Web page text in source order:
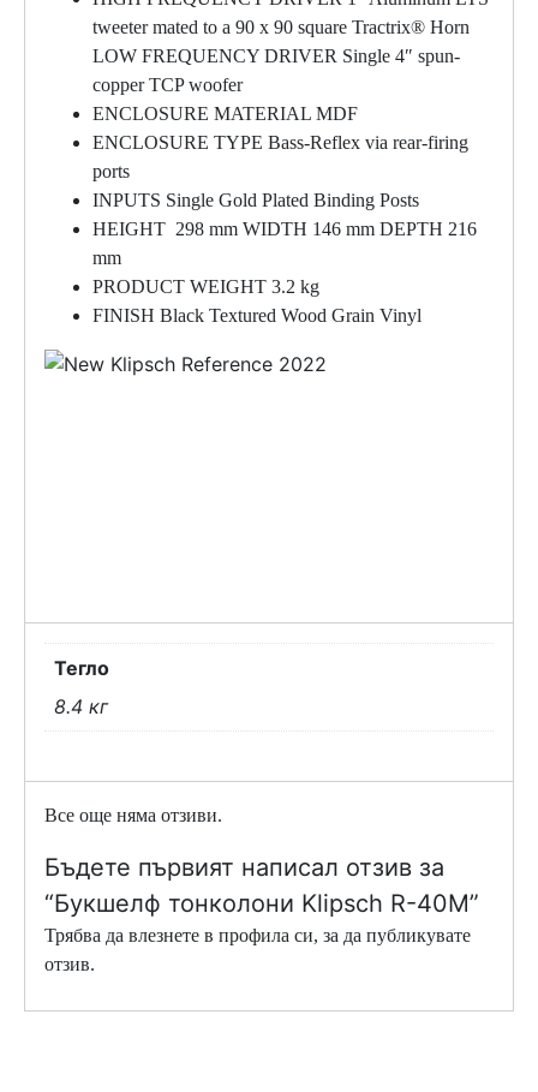
tweeter mated to a 90 x 90 square Tractrix® Horn
LOW FREQUENCY DRIVER Single 4″ spun-
copper TCP woofer
ENCLOSURE MATERIAL MDF
ENCLOSURE TYPE Bass-Reflex via rear-firing
ports
INPUTS Single Gold Plated Binding Posts
HEIGHT 298 mm WIDTH 146 mm DEPTH 216
mm
PRODUCT WEIGHT 3.2 kg
FINISH Black Textured Wood Grain Vinyl
Тегло
8.4 кг
Все още няма отзиви.
Бъдете първият написал отзив за
“Букшелф тонколони Klipsch R-40M”
Трябва да влезнете в профила си, за да публикувате
отзив.